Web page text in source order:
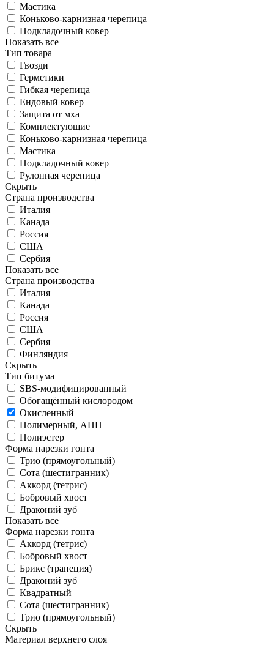
Мастика
Коньково-карнизная черепица
Подкладочный ковер
Показать все
Тип товара
Гвозди
Герметики
Гибкая черепица
Ендовый ковер
Защита от мха
Комплектующие
Коньково-карнизная черепица
Мастика
Подкладочный ковер
Рулонная черепица
Скрыть
Страна производства
Италия
Канада
Россия
США
Сербия
Показать все
Страна производства
Италия
Канада
Россия
США
Сербия
Финляндия
Скрыть
Тип битума
SBS-модифицированный
Обогащённый кислородом
Окисленный
Полимерный, АПП
Полиэстер
Форма нарезки гонта
Трио (прямоугольный)
Сота (шестигранник)
Аккорд (тетрис)
Бобровый хвост
Драконий зуб
Показать все
Форма нарезки гонта
Аккорд (тетрис)
Бобровый хвост
Брикс (трапеция)
Драконий зуб
Квадратный
Сота (шестигранник)
Трио (прямоугольный)
Скрыть
Материал верхнего слоя